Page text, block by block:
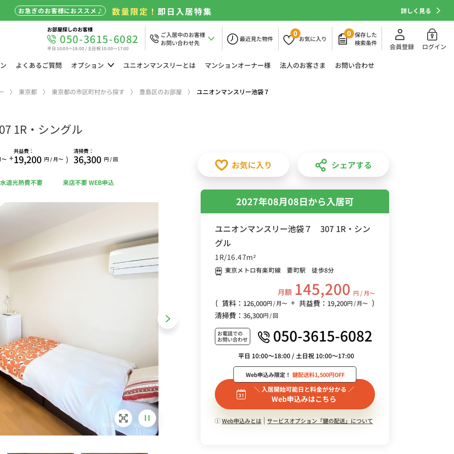
お急ぎのお客様におススメ♪ 数量限定！即日入居特集 詳しく見る
お部屋探しのお客様
050-3615-6082
平日 10:00～18:00 / 土日祝 10:00～17:00
ご入居中のお客様
お問い合わせ先
最近見た物件
0
お気に入り
0 保存した
検索条件
会員登録 ログイン
よくあるご質問 オプション ユニオンマンスリーとは マンションオーナー様 法人のお客さま お問い合わせ
東京都 東京都の市区町村から探す 豊島区のお部屋 ユニオンマンスリー池袋７
1R・シングル
〜 +
共益費：
19,200 円 / 月〜 )
清掃費：
36,300 円 / 回
水道光熱費不要 来店不要 WEB申込
お気に入り シェアする
2027年08月08日から入居可
ユニオンマンスリー池袋７ 307 1R・シン
グル
1R/16.47m²
東京メトロ有楽町線 要町駅 徒歩8分
月額 145,200 円 / 月〜
( 賃料： 126,000円 / 月〜 + 共益費： 19,200円 / 月〜 )
清掃費： 36,300円 / 回
お電話での
お問い合わせ
050-3615-6082
平日 10:00～18:00 / 土日祝 10:00～17:00
＼ 入居開始可能日と料金が分かる ／
Web申込みはこちら
Web申込み限定！ 鍵配送料1,500円OFF
Web申込みとは サービスオプション「鍵の配送」について